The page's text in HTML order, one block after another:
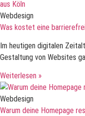
Webdesign
Was kostet eine
Im heutigen digitalen
Gestaltung von Websites
Weiterlesen »
Webdesign
Warum deine Homepage